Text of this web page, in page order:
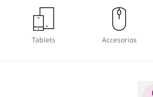
Tablets Accesorios